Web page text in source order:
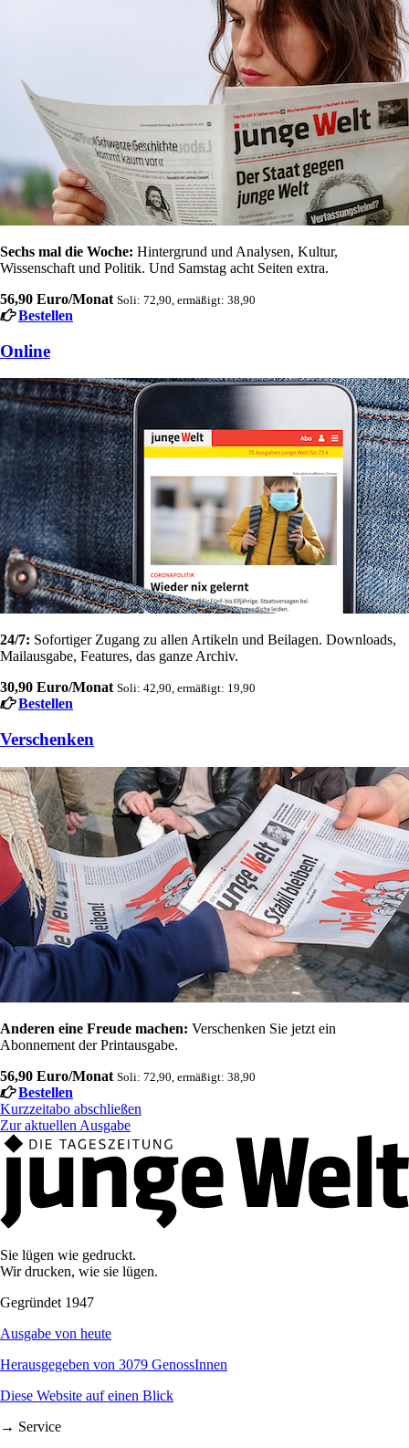
Sechs mal die Woche: Hintergrund und Analysen, Kultur,
Wissenschaft und Politik. Und Samstag acht Seiten extra.
56,90 Euro/Monat Soli: 72,90, ermäßigt: 38,90
Bestellen
Online
24/7: Sofortiger Zugang zu allen Artikeln und Beilagen. Downloads,
Mailausgabe, Features, das ganze Archiv.
30,90 Euro/Monat Soli: 42,90, ermäßigt: 19,90
Bestellen
Verschenken
Anderen eine Freude machen: Verschenken Sie jetzt ein
Abonnement der Printausgabe.
56,90 Euro/Monat Soli: 72,90, ermäßigt: 38,90
Bestellen
Kurzzeitabo abschließen
Zur aktuellen Ausgabe
Sie lügen wie gedruckt.
Wir drucken, wie sie lügen.
Gegründet 1947
Ausgabe von heute
Herausgegeben von 3079 GenossInnen
Diese Website auf einen Blick
→ Service